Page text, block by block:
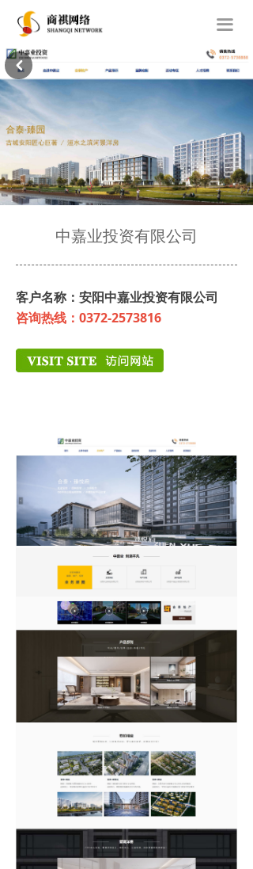
끀
首页
关于我们
网站建设
经典案例
新闻动态
联系我们
中嘉业投资有限公司
客户名称：安阳中嘉业投资有限公司
咨询热线：0372-2573816
낒